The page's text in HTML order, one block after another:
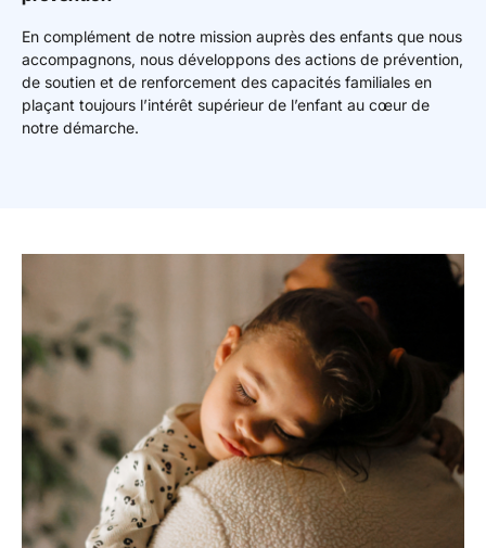
En complément de notre mission auprès des enfants que nous
accompagnons, nous développons des actions de prévention,
de soutien et de renforcement des capacités familiales en
plaçant toujours l’intérêt supérieur de l’enfant au cœur de
notre démarche.